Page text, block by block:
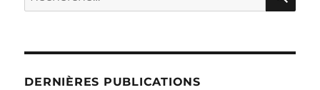
pour :
DERNIÈRES PUBLICATIONS